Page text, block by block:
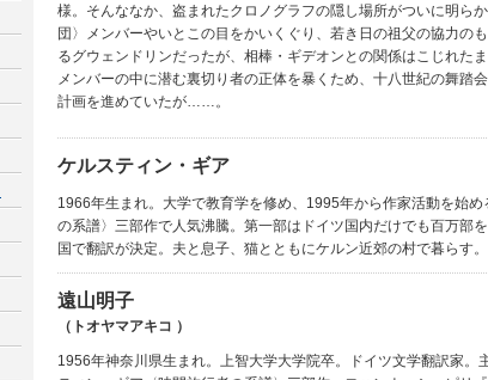
様。そんななか、盗まれたクロノグラフの隠し場所がついに明ら
団〉メンバーやいとこの目をかいくぐり、若き日の祖父の協力の
るグウェンドリンだったが、相棒・ギデオンとの関係はこじれた
メンバーの中に潜む裏切り者の正体を暴くため、十八世紀の舞踏
計画を進めていたが……。
ケルスティン・ギア
1966年生まれ。大学で教育学を修め、1995年から作家活動を始め
の系譜〉三部作で人気沸騰。第一部はドイツ国内だけでも百万部
国で翻訳が決定。夫と息子、猫とともにケルン近郊の村で暮らす。
遠山明子
（トオヤマアキコ ）
1956年神奈川県生まれ。上智大学大学院卒。ドイツ文学翻訳家。